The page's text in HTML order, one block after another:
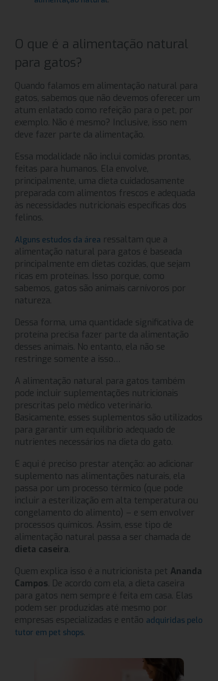
O que é a alimentação natural
para gatos?
Quando falamos em alimentação natural para
gatos, sabemos que não devemos oferecer um
atum enlatado como refeição para o pet, por
exemplo. Não é mesmo? Inclusive, isso nem
deve fazer parte da alimentação.
Essa modalidade não inclui comidas prontas,
feitas para humanos. Ela envolve,
principalmente, uma dieta cuidadosamente
preparada com alimentos frescos e adequada
às necessidades nutricionais específicas dos
felinos.
Alguns estudos da área ressaltam que a
alimentação natural para gatos é baseada
principalmente em dietas cozidas, que sejam
ricas em proteínas. Isso porque, como
sabemos, gatos são animais carnívoros por
natureza.
Dessa forma, uma quantidade significativa de
proteína precisa fazer parte da alimentação
desses animais. No entanto, ela não se
restringe somente a isso…
A alimentação natural para gatos também
pode incluir suplementações nutricionais
prescritas pelo médico veterinário.
Basicamente, esses suplementos são utilizados
para garantir um equilíbrio adequado de
nutrientes necessários na dieta do gato.
E aqui é preciso prestar atenção: ao adicionar
suplemento nas alimentações naturais, ela
passa por um processo térmico (que pode
incluir a esterilização em alta temperatura ou
congelamento do alimento) – e sem envolver
processos químicos. Assim, esse tipo de
alimentação natural passa a ser chamada de
dieta caseira.
Quem explica isso é a nutricionista pet Ananda
Campos. De acordo com ela, a dieta caseira
para gatos nem sempre é feita em casa. Elas
podem ser produzidas até mesmo por
empresas especializadas e então adquiridas pelo
tutor em pet shops.